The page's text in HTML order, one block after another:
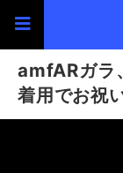
amfARガラ
着用でお祝